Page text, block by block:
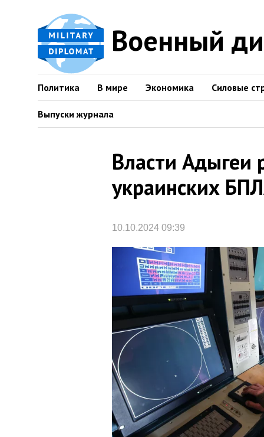
Военный
Политика В мире Экономика Силовые
Выпуски журнала
Власти Адыгеи
украинских
10.10.2024 09:39